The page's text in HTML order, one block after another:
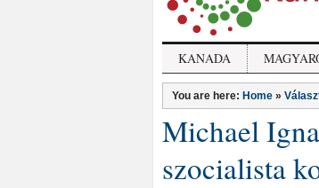
KANADA
You are here: Home »
Michael
szocialista